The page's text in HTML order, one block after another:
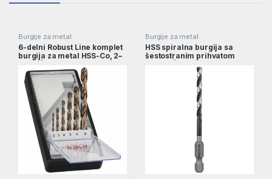
Burgije za metal
6-delni Robust Line komplet
burgija za metal HSS-Co, 2–
Burgije za metal
HSS spiralna burgija sa
šestostranim prihvatom
4,0mm | 2608577052